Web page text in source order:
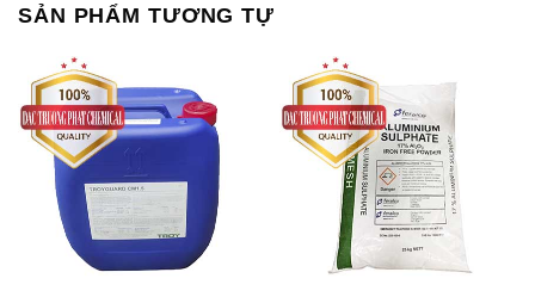
Chất tạo bọt Las P Tico Tank
IBC Bồn Việt Nam
Sodium Benzoate – Mốc Bột
Kalama Food Grade Mỹ Usa